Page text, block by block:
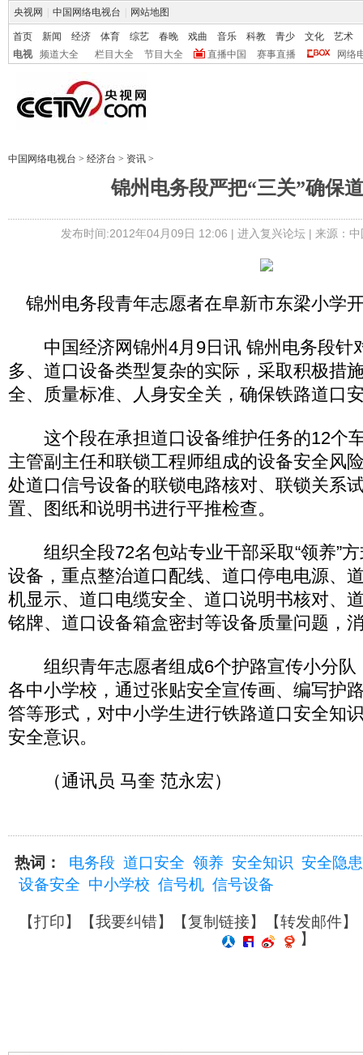
央视网 中国网络电视台 网站地图
首页 新闻 经济 体育 综艺 春晚 戏曲 音乐 科教 青少 文化
艺术
电视
频道大全 栏目大全 节目大全 直播中国 赛事直播 网络
中国网络电视台 > 经济台 > 资讯 >
锦州电务段严把“三关”确保
发布时间:2012年04月09日 12:06 | 进入复兴论坛| 来源：
锦州电务段青年志愿者在阜新市东梁小学
中国经济网锦州4月9日讯 锦州电务段针
多、道口设备类型复杂的实际，采取积极措
全、质量标准、人身安全关，确保铁路道口
这个段在承担道口设备维护任务的12个
主管副主任和联锁工程师组成的设备安全风
处道口信号设备的联锁电路核对、联锁关系
置、图纸和说明书进行平推检查。
组织全段72名包站专业干部采取“领养”方
设备，重点整治道口配线、道口停电电源、
机显示、道口电缆安全、道口说明书核对、
铭牌、道口设备箱盒密封等设备质量问题，
组织青年志愿者组成6个护路宣传小分队
各中小学校，通过张贴安全宣传画、编写护
答等形式，对中小学生进行铁路道口安全知
安全意识。
（通讯员 马奎 范永宏）
热词： 电务段 道口安全 领养 安全知识 安全隐患
设备安全 中小学校 信号机 信号设备
【打印】【我要纠错】【复制链接】【转发邮件】
】